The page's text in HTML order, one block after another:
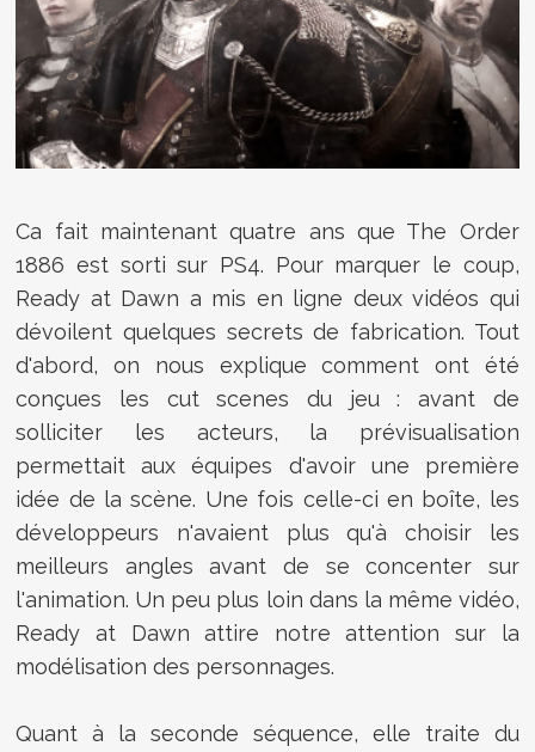
Ca fait maintenant quatre ans que The Order
1886 est sorti sur PS4. Pour marquer le coup,
Ready at Dawn a mis en ligne deux vidéos qui
dévoilent quelques secrets de fabrication. Tout
d'abord, on nous explique comment ont été
conçues les cut scenes du jeu : avant de
solliciter les acteurs, la prévisualisation
permettait aux équipes d'avoir une première
idée de la scène. Une fois celle-ci en boîte, les
développeurs n'avaient plus qu'à choisir les
meilleurs angles avant de se concenter sur
l'animation. Un peu plus loin dans la même vidéo,
Ready at Dawn attire notre attention sur la
modélisation des personnages.
Quant à la seconde séquence, elle traite du